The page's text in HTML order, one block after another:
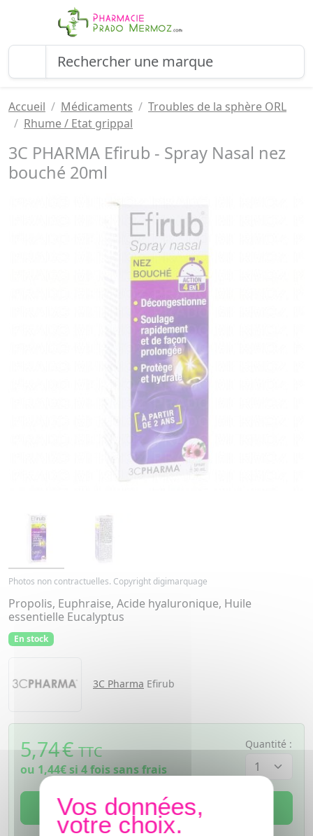
Accueil Médicaments
Troubles de la sphère ORL
Rhume / Etat grippal
3C PHARMA Efirub - Spray Nasal nez
bouché 20ml
Photos non contractuelles. Copyright digimarquage
Propolis, Euphraise, Acide hyaluronique, Huile
essentielle Eucalyptus
En stock
3C Pharma Efirub
5,74€ TTC
ou 1,44€si 4 fois sans frais
Quantité :
AJOUTER AU PANIER